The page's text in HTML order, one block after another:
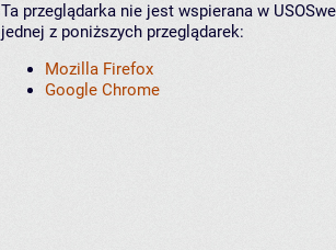
Ta przeglądarka nie jest wspierana w
jednej z poniższych przeglądarek:
Mozilla Firefox
Google Chrome